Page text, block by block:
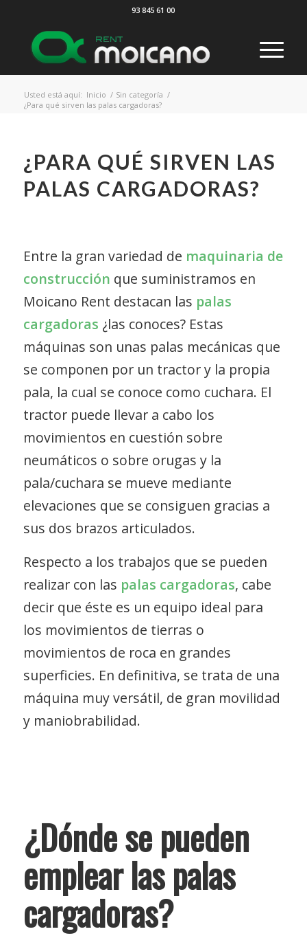
93 845 61 00
Usted está aquí: Inicio / Sin categoría /
¿Para qué sirven las palas cargadoras?
¿PARA QUÉ SIRVEN LAS
PALAS CARGADORAS?
Entre la gran variedad de maquinaria de
construcción que suministramos en
Moicano Rent destacan las palas
cargadoras ¿las conoces? Estas
máquinas son unas palas mecánicas que
se componen por un tractor y la propia
pala, la cual se conoce como cuchara. El
tractor puede llevar a cabo los
movimientos en cuestión sobre
neumáticos o sobre orugas y la
pala/cuchara se mueve mediante
elevaciones que se consiguen gracias a
sus dos brazos articulados.
Respecto a los trabajos que se pueden
realizar con las palas cargadoras, cabe
decir que éste es un equipo ideal para
los movimientos de tierras o
movimientos de roca en grandes
superficies. En definitiva, se trata de una
máquina muy versátil, de gran movilidad
y maniobrabilidad.
¿Dónde se pueden
emplear las palas
cargadoras?